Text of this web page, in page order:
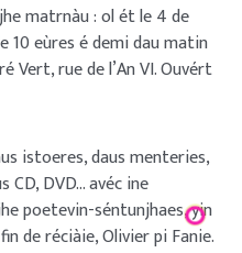
matrnàu : ol ét le 4 de
10 eùres é demi dau matin
Vert, rue de l’An VI. Ouvért
istoeres, daus menteries,
CD, DVD… avéc ine
poetevin-séntunjhaes, yin
de réciàie, Olivier pi Fanie.